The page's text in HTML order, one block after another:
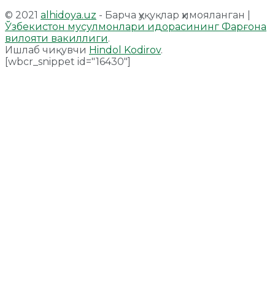
© 2021 alhidoya.uz - Барча ҳуқуқлар ҳимояланган |
Ўзбекистон мусулмонлари идорасининг Фарғона
вилояти вакиллиги.
Ишлаб чиқувчи Hindol Kodirov.
[wbcr_snippet id="16430"]